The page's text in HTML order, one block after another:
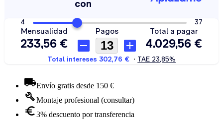
Envío gratis desde 150 €
Montaje profesional (consultar)
3% descuento por transferencia